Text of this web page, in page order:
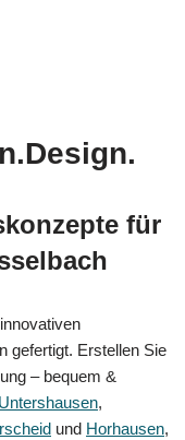
für
gefertigt. Erstellen Sie
– bequem &
Untershausen,
und Horhausen,